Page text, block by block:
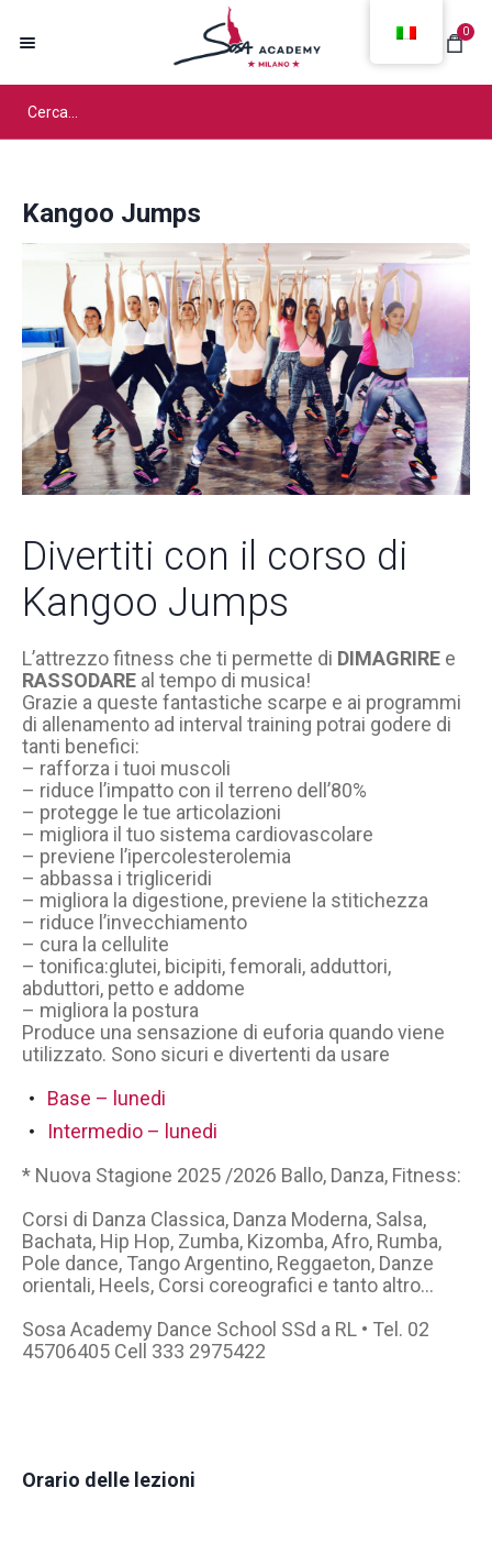
0
Kangoo Jumps
Divertiti con il corso di
Kangoo Jumps
L’attrezzo fitness che ti permette di DIMAGRIRE e
RASSODARE al tempo di musica!
Grazie a queste fantastiche scarpe e ai programmi
di allenamento ad interval training potrai godere di
tanti benefici:
– rafforza i tuoi muscoli
– riduce l’impatto con il terreno dell’80%
– protegge le tue articolazioni
– migliora il tuo sistema cardiovascolare
– previene l’ipercolesterolemia
– abbassa i trigliceridi
– migliora la digestione, previene la stitichezza
– riduce l’invecchiamento
– cura la cellulite
– tonifica:glutei, bicipiti, femorali, adduttori,
abduttori, petto e addome
– migliora la postura
Produce una sensazione di euforia quando viene
utilizzato. Sono sicuri e divertenti da usare
Base – lunedi
Intermedio – lunedi
* Nuova Stagione 2025 /2026 Ballo, Danza, Fitness:
Corsi di Danza Classica, Danza Moderna, Salsa,
Bachata, Hip Hop, Zumba, Kizomba, Afro, Rumba,
Pole dance, Tango Argentino, Reggaeton, Danze
orientali, Heels, Corsi coreografici e tanto altro…
Sosa Academy Dance School SSd a RL • Tel. 02
45706405 Cell 333 2975422
Orario delle lezioni